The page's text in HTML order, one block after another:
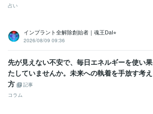
占い
インプラント全解除創始者｜魂王DaI⭐︎
2026/08/09 09:36
先が見えない不安で、毎日エネルギーを使い果
たしていませんか。未来への執着を手放す考え
方
記事
コラム